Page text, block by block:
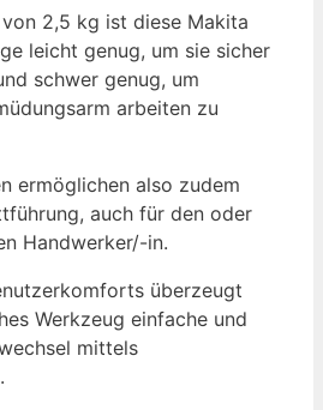
2,5 kg ist diese Makita
leicht genug, um sie sicher
schwer genug, um
arbeiten zu
ermöglichen also zudem
auch für den oder
Handwerker/-in.
überzeugt
Werkzeug einfache und
mittels